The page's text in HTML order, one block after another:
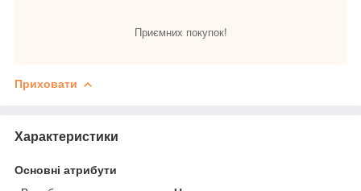
Приємних покупок!
Приховати
Характеристики
Основні атрибути